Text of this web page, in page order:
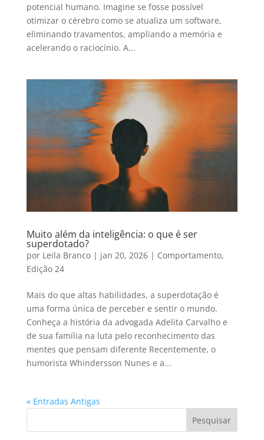
potencial humano. Imagine se fosse possível
otimizar o cérebro como se atualiza um software,
eliminando travamentos, ampliando a memória e
acelerando o raciocínio. A...
Muito além da inteligência: o que é ser
superdotado?
por Leila Branco| jan 20, 2026| Comportamento,
Edição 24
Mais do que altas habilidades, a superdotação é
uma forma única de perceber e sentir o mundo.
Conheça a história da advogada Adelita Carvalho e
de sua família na luta pelo reconhecimento das
mentes que pensam diferente Recentemente, o
humorista Whindersson Nunes e a...
« Entradas Antigas